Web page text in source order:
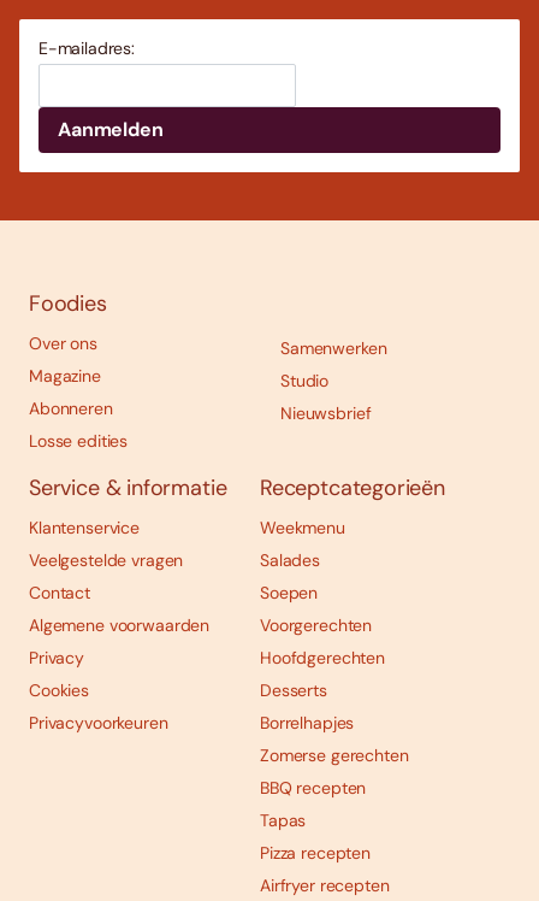
E-mailadres:
Foodies
Over ons
Magazine
Abonneren
Losse edities
Samenwerken
Studio
Nieuwsbrief
Service & informatie
Klantenservice
Veelgestelde vragen
Contact
Algemene voorwaarden
Privacy
Cookies
Privacyvoorkeuren
Receptcategorieën
Weekmenu
Salades
Soepen
Voorgerechten
Hoofdgerechten
Desserts
Borrelhapjes
Zomerse gerechten
BBQ recepten
Tapas
Pizza recepten
Airfryer recepten